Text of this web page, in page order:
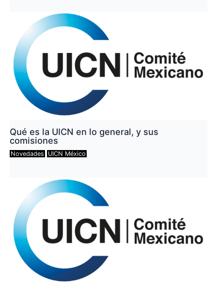
Qué es la UICN en lo general, y sus
comisiones
Novedades UICN México